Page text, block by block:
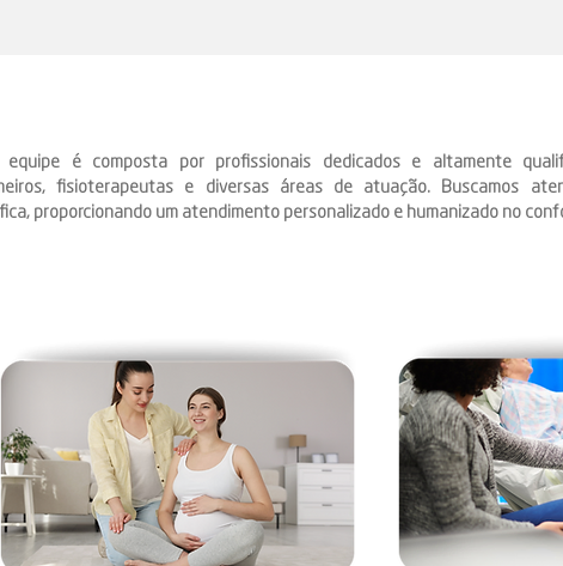
equipe é composta por profissionais dedicados e altamente
fisioterapeutas e diversas áreas de atuação. Buscamos
proporcionando um atendimento personalizado e humanizado no